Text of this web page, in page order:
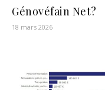
Génovéfain Net?
18 mars 2026